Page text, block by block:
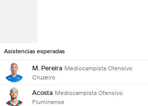
Asistencias esperadas
M. Pereira Mediocampista Ofensivo
Cruzeiro
Acosta Mediocampista Ofensivo
Fluminense